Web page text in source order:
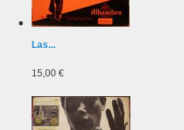
Las...
15,00 €